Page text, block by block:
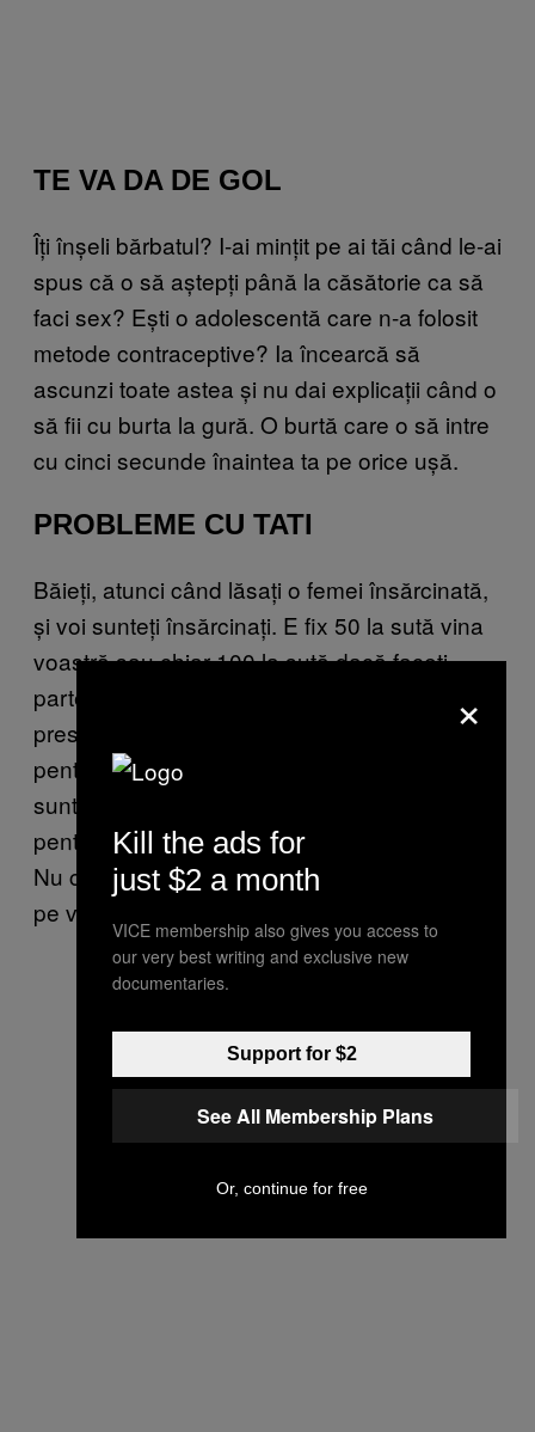
TE VA DA DE GOL
Îți înșeli bărbatul? I-ai mințit pe ai tăi când le-ai
spus că o să aștepți până la căsătorie ca să
faci sex? Ești o adolescentă care n-a folosit
metode contraceptive? Ia încearcă să
ascunzi toate astea și nu dai explicații când o
să fii cu burta la gură. O burtă care o să intre
cu cinci secunde înaintea ta pe orice ușă.
PROBLEME CU TATI
Băieți, atunci când lăsați o femei însărcinată,
și voi sunteți însărcinați. E fix 50 la sută vina
voastră sau chiar 100 la sută dacă faceți
parte din categoria aia de nenorociți care
presează fata să nu folosească prezervativ
pentru că nu le place cum se simte. Poate că
sunteți doar amici, poate că veți fi împreună
pentru totdeauna, poate nici nu vă cunoașteți.
Nu contează, chestia asta vă unește oricum
pe viață.
×
Kill the ads for
just $2 a month
VICE membership also gives you access to
our very best writing and exclusive new
documentaries.
Support for $2
See All Membership Plans
Or, continue for free